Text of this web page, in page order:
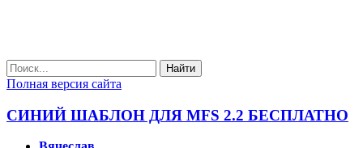
Найти
Полная версия сайта
СИНИЙ ШАБЛОН ДЛЯ MFS 2.2 БЕСПЛАТНО